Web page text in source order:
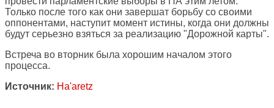
Только после того как они завершат борьбу со своими
оппонентами, наступит момент истины, когда они должны
будут серьезно взяться за реализацию "Дорожной карты".
Встреча во вторник была хорошим началом этого
процесса.
Источник: Ha'aretz